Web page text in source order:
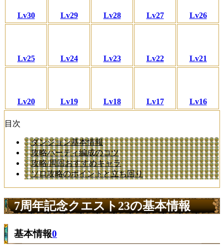
Lv30 Lv29 Lv28 Lv27 Lv26
Lv25 Lv24 Lv23 Lv22 Lv21
Lv20 Lv19 Lv18 Lv17 Lv16
目次
ダンジョン基本情報
攻略パーティ編成のコツ
攻略/周回おすすめキャラ
ソロ攻略のポイントと立ち回り
7周年記念クエスト23の基本情報
基本情報0